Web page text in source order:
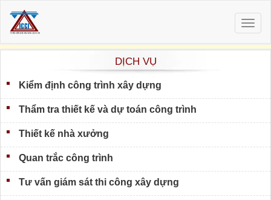
DỊCH VỤ
Kiểm định công trình xây dựng
Thẩm tra thiết kế và dự toán công trình
Thiết kế nhà xưởng
Quan trắc công trình
Tư vấn giám sát thi công xây dựng